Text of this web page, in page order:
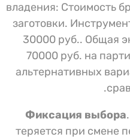
владения: Стоимость
заготовки.
30000 руб.. Общая
70000 руб. на
альтернативных
Фиксация выбора
теряется при смене